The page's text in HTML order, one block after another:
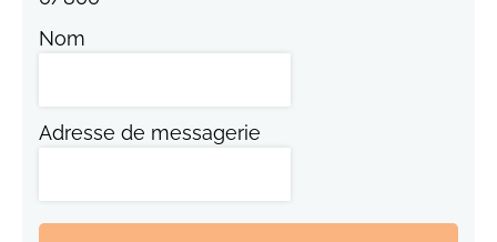
Nom
Adresse de messagerie